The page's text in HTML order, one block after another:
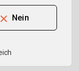
Nein